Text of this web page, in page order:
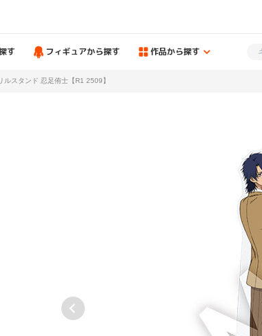
す フィギュアから探す 作品から探す
ルスタンド 忍足侑士【R1 2509】